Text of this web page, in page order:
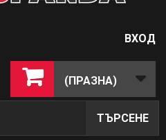
ВХОД
(ПРАЗНА)
ТЪРСЕНЕ